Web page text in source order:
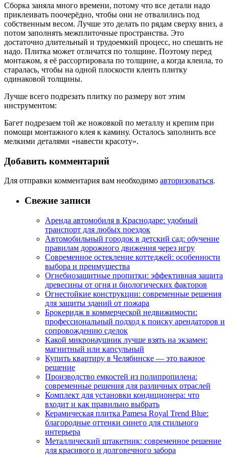
Сборка заняла много времени, потому что все детали надо
приклеивать поочерёдно, чтобы они не отвалились под
собственным весом. Лучше это делать по рядам сверху вниз, а
потом заполнять межплиточные пространства. Это
достаточно длительный и трудоемкий процесс, но спешить не
надо. Плитка может отличатся по толщине. Поэтому перед
монтажом, я её рассортировала по толщине, а когда клеила, то
старалась, чтобы на одной плоскости клеить плитку
одинаковой толщины.
Лучше всего подрезать плитку по размеру вот этим
инструментом:
Багет подрезаем той же ножовкой по металлу и крепим при
помощи монтажного клея к камину. Осталось заполнить все
мелкими деталями «навести красоту».
Добавить комментарий
Для отправки комментария вам необходимо авторизоваться.
Свежие записи
Аренда автомобиля в Краснодаре: удобный
транспорт для любых поездок
Автомобильный городок в детский сад: обучение
правилам дорожного движения через игру
Современное остекление коттеджей: особенности
выбора и преимущества
Огнебиозащитные пропитки: эффективная защита
древесины от огня и биологических факторов
Огнестойкие конструкции: современные решения
для защиты зданий от пожара
Брокеридж в коммерческой недвижимости:
профессиональный подход к поиску арендаторов и
сопровождению сделок
Какой микронаушник лучше взять на экзамен:
магнитный или капсульный
Купить квартиру в Челябинске — это важное
решение
Производство емкостей из полипропилена:
современные решения для различных отраслей
Комплект для установки кондиционера: что
входит и как правильно выбрать
Керамическая плитка Pamesa Royal Trend Blue:
благородные оттенки синего для стильного
интерьера
Металлический штакетник: современное решение
для красивого и долговечного забора